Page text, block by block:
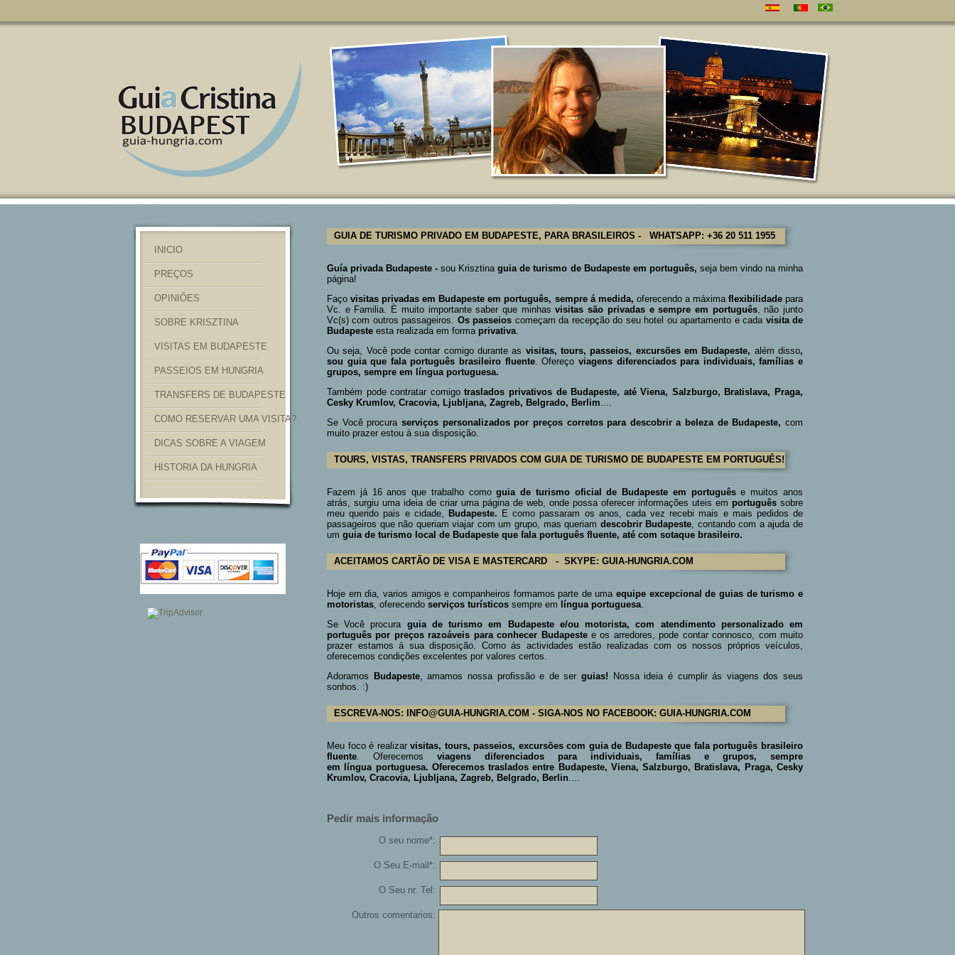
INICIO
PREÇOS
OPINIÕES
SOBRE KRISZTINA
VISITAS EM BUDAPESTE
PASSEIOS EM HUNGRIA
TRANSFERS DE BUDAPESTE
COMO RESERVAR UMA VISITA?
DICAS SOBRE A VIAGEM
HISTORIA DA HUNGRIA
GUIA DE TURISMO PRIVADO EM BUDAPESTE, PARA BRASILEIROS - WHATSAPP: +36 20 511 1955
Guía privada Budapeste - sou Krisztinaguia de turismo de Budapeste em português, seja bem vindo na minha
página!
Faço visitas privadas em Budapeste em português, sempre á medida, oferecendo a máxima flexibilidadepara
Vc. e Familia. È muito importante saber que minhasvisitas são privadas e sempre em português, não junto
Vc(s) com outros passageiros. Os passeios começam da recepção do seu hotel ou apartamento e cada visita de
Budapeste esta realizada em formaprivativa.
Ou seja, Você pode contar comigo durante as visitas, tours, passeios, excursões em Budapeste, além disso,
sou guia que fala português brasileiro fluente. Ofereço viagens diferenciados para individuais, famílias e
grupos, sempre em língua portuguesa.
Também pode contratar comigotraslados privativos de Budapeste, até Viena, Salzburgo, Bratislava, Praga,
Cesky Krumlov, Cracovia, Ljubljana, Zagreb, Belgrado, Berlim....
Se Você procura serviços personalizados por preços corretos para descobrir a beleza de Budapeste, com
muito prazer estou á sua disposição.
TOURS, VISTAS, TRANSFERS PRIVADOS COM GUIA DE TURISMO DE BUDAPESTE EM PORTUGUÊS!
Fazem já 16 anos que trabalho comoguia de turismo oficial de Budapeste em portuguêse muitos anos
atrás, surgiu uma ideia de criar uma página de web, onde possa oferecer informações uteis em português sobre
meu querido pais e cidade, Budapeste. E como passaram os anos, cada vez recebi mais e mais pedidos de
passageiros que não queriam viajar com um grupo, mas queriam descobrir Budapeste, contando com a ajuda de
um guia de turismo local de Budapeste que fala português fluente, até com sotaque brasileiro.
ACEITAMOS CARTÃO DE VISA E MASTERCARD - SKYPE: GUIA-HUNGRIA.COM
Hoje em dia, varios amigos e companheiros formamos parte de umaequipe excepcional de guias de turismo e
motoristas, oferecendo serviços turísticos sempre em língua portuguesa.
Se Você procura guia de turismo em Budapeste e/ou motorista, com atendimento personalizado em
português por preços razoáveis para conhecer Budapeste e os arredores, pode contar connosco, com muito
prazer estamos á sua disposição. Como ás actividades estão realizadas com os nossos próprios veículos,
oferecemos condições excelentes por valores certos.
Adoramos
Budapeste, amamos nossa profissão e de ser guias! Nossa ideia é cumplir ás viagens dos seus
sonhos. :)
ESCREVA-NOS: INFO@GUIA-HUNGRIA.COM - SIGA-NOS NO FACEBOOK: GUIA-HUNGRIA.COM
Meu foco é realizarvisitas, tours, passeios, excursões com guia de Budapeste que fala português brasileiro
fluente. Oferecemos viagens diferenciados para individuais, famílias e grupos, sempre
em língua portuguesa. Oferecemos traslados entre Budapeste, Viena, Salzburgo, Bratislava, Praga, Cesky
Krumlov, Cracovia, Ljubljana, Zagreb, Belgrado, Berlin....
Pedir mais informação
O seu nome*:
O Seu E-mail*:
O Seu nr. Tel:
Outros comentarios: